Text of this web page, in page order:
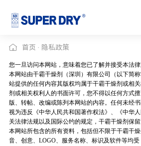
首页 隐私政策
您一旦访问本网站，意味着您已了解并接受本法律
本网站由干霸干燥剂（深圳）有限公司（以下简
站提供的任何内容其版权均属于干霸干燥剂或相
剂或相关权利人的书面许可，您不得以任何方式
版、转帖、改编或陈列本网站的内容。任何未经
视为违反《中华人民共和国著作权法》、《中华
关法律法规以及国际公约的规定，干霸干燥剂保
本网站所包含的所有资料，包括但不限于干霸干
音、创意、LOGO、服务名称、标识及软件等均